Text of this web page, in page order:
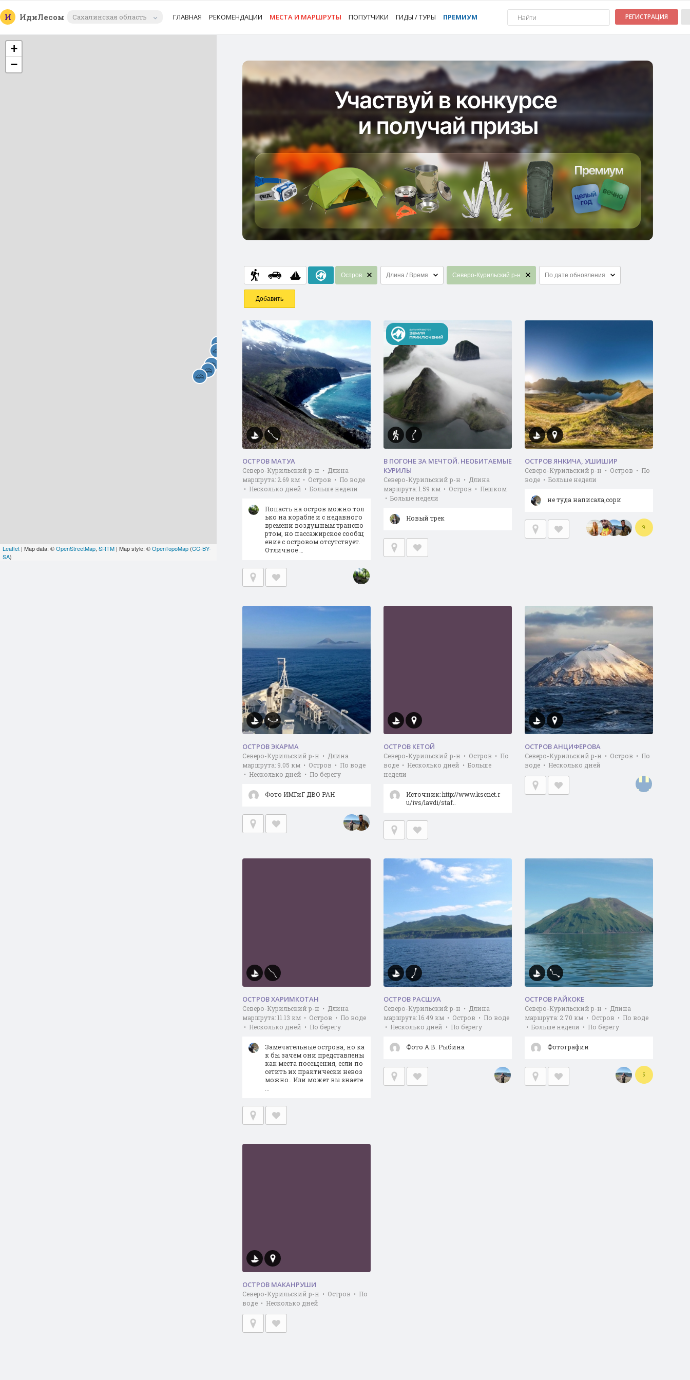
И ИдиЛесом Сахалинская область ГЛАВНАЯ РЕКОМЕНДАЦИИ МЕСТА И МАРШРУТЫ ПОПУТЧИКИ ГИДЫ / ТУРЫ ПРЕМИУМ РЕГИСТРАЦИЯ
+
−
Leaflet | Map data: ©OpenStreetMap, SRTM | Map style: ©OpenTopoMap (CC-BY-
SA)
Остров Длина / Время Северо-Курильский р-н По дате обновления
Добавить
ОСТРОВ МАТУА
Северо-Курильский р-н • Длина
маршрута: 2.69 км • Остров • По воде
• Несколько дней • Больше недели
Попасть на остров можно тол
ько на корабле и с недавного
времени воздушным транспо
ртом, но пассажирское сообщ
ение с островом отсутствует.
Отличное …
В ПОГОНЕ ЗА МЕЧТОЙ. НЕОБИТАЕМЫЕ
КУРИЛЫ
Северо-Курильский р-н • Длина
маршрута: 1.59 км • Остров • Пешком
• Больше недели
Новый трек
ОСТРОВ ЯНКИЧА, УШИШИР
Северо-Курильский р-н • Остров • По
воде • Больше недели
не туда написала,сори
9
ОСТРОВ ЭКАРМА
Северо-Курильский р-н • Длина
маршрута: 9.05 км • Остров • По воде
• Несколько дней • По берегу
Фото ИМГиГ ДВО РАН
ОСТРОВ КЕТОЙ
Северо-Курильский р-н • Остров • По
воде • Несколько дней • Больше
недели
Источник: http://www.kscnet.r
u/ivs/lavdi/staf..
ОСТРОВ АНЦИФЕРОВА
Северо-Курильский р-н • Остров • По
воде • Несколько дней
ОСТРОВ ХАРИМКОТАН
Северо-Курильский р-н • Длина
маршрута: 11.13 км • Остров • По воде
• Несколько дней • По берегу
Замечательные острова, но ка
к бы зачем они представлены
как места посещения, если по
сетить их практически невоз
можно.. Или может вы знаете
ОСТРОВ РАСШУА
Северо-Курильский р-н • Длина
маршрута: 16.49 км • Остров • По воде
• Несколько дней • По берегу
Фото А.В. Рыбина
ОСТРОВ РАЙКОКЕ
Северо-Курильский р-н • Длина
маршрута: 2.70 км • Остров • По воде
• Больше недели • По берегу
Фотографии
5
ОСТРОВ МАКАНРУШИ
Северо-Курильский р-н • Остров • По
воде • Несколько дней